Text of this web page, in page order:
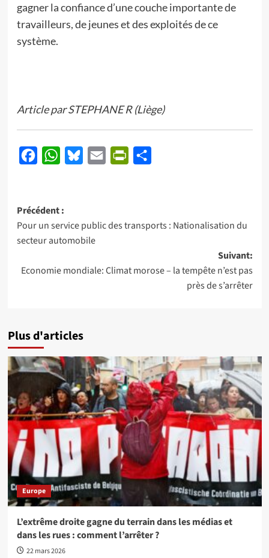
gagner la confiance d’une couche importante de
travailleurs, de jeunes et des exploités de ce
système.
Article par STEPHANE R (Liège)
FacebookWhatsApp
BlueskyEmail PrintFriendly
Navigation
d’article
Précédent :
Pour un service public des transports : Nationalisation du
secteur automobile
Suivant:
Economie mondiale: Climat morose – la tempête n’est pas
près de s’arrêter
Plus d'articles
Europe
L’extrême droite gagne du terrain dans les médias et
dans les rues : comment l’arrêter ?
22 mars 2026